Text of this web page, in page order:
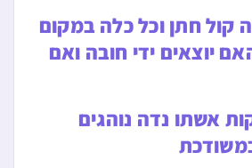
קול חתן וכל כלה במקום
יוצאים ידי חובה ואם
אשתו נדה נוהגים